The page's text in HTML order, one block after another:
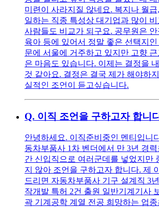
미련이 사라지질 않네요. 복지나 월
일하는 직종 특성상 대기업과 많이
사람들도 비교가 되구요. 공무원은
육아 등에 있어서 정말 좋은 선택지
문에 서울에 거주하고 있지만 고향
은 마음도 있습니다. 이제는 결정을
것 같아요. 결정은 결국 제가 해야하
실적인 조언이 듣고싶습니다.
Q. 이직 조언을 구하고자 합니
안녕하세요. 이직준비중인 멘티입니
동차부품사 1차 벤더에서 만 3년 경
간 신입직으로 여러군데를 넣었지만
지 않아 조언을 구하고자 합니다. 제
드리면 자동차부품사 기구 설계직 3
작개발 특허 2건 출원 일반기계기사
곽 기계공학 계열 전공 희망하는 업종